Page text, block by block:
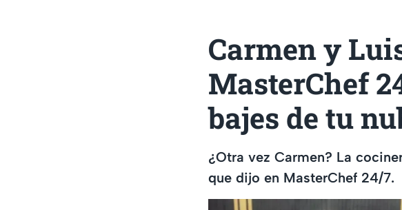
Carmen y
MasterChef
bajes de tu
¿Otra vez Carmen? La
que dijo en MasterChef 24/7.